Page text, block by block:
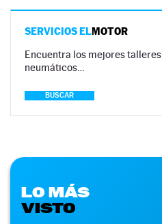
SERVICIOS ELMOTOR
Encuentra los mejores
neumáticos…
BUSCAR
LO MÁS
VISTO